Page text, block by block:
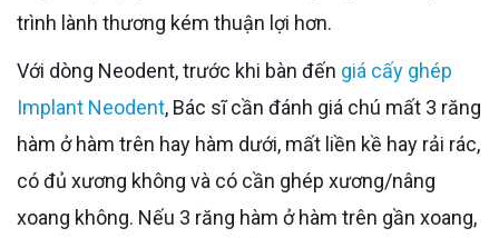
trình lành thương kém thuận lợi hơn.
Với dòng Neodent, trước khi bàn đến giá cấy ghép
Implant Neodent, Bác sĩ cần đánh giá chú mất 3 răng
hàm ở hàm trên hay hàm dưới, mất liền kề hay rải rác,
có đủ xương không và có cần ghép xương/nâng
xoang không. Nếu 3 răng hàm ở hàm trên gần xoang,